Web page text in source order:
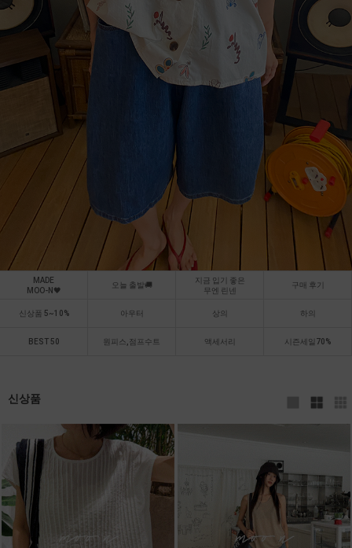
MADE
MOO-N🖤
오늘 출발🚚
지금 입기 좋은
무엔 린넨
구매 후기
신상품 5~10% 아우터 상의 하의
BEST 50 원피스,점프수트 액세서리 시즌세일70%
신상품